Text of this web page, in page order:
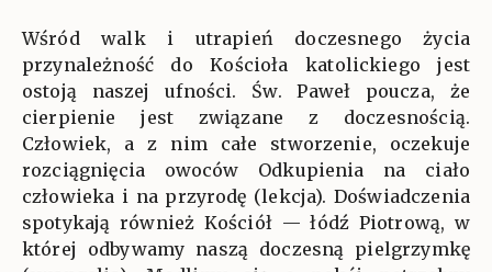
Wśród walk i utrapień doczesnego życia
przynależność do Kościoła katolickiego jest
ostoją naszej ufności. Św. Paweł poucza, że
cierpienie jest związane z doczesnością.
Człowiek, a z nim całe stworzenie, oczekuje
rozciągnięcia owoców Odkupienia na ciało
człowieka i na przyrodę (lekcja). Doświadczenia
spotykają również Kościół — łódź Piotrową, w
której odbywamy naszą doczesną pielgrzymkę